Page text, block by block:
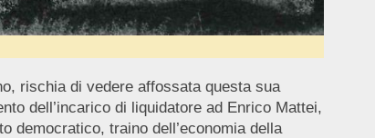
rischia di vedere affossata questa sua
dell’incarico di liquidatore ad Enrico Mattei,
democratico, traino dell’economia della